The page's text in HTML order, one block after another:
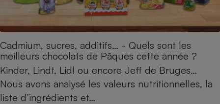
Cadmium, sucres, additifs… - Quels sont les
meilleurs chocolats de Pâques cette année ?
Kinder, Lindt, Lidl ou encore Jeff de Bruges…
Nous avons analysé les valeurs nutritionnelles, la
liste d’ingrédients et…